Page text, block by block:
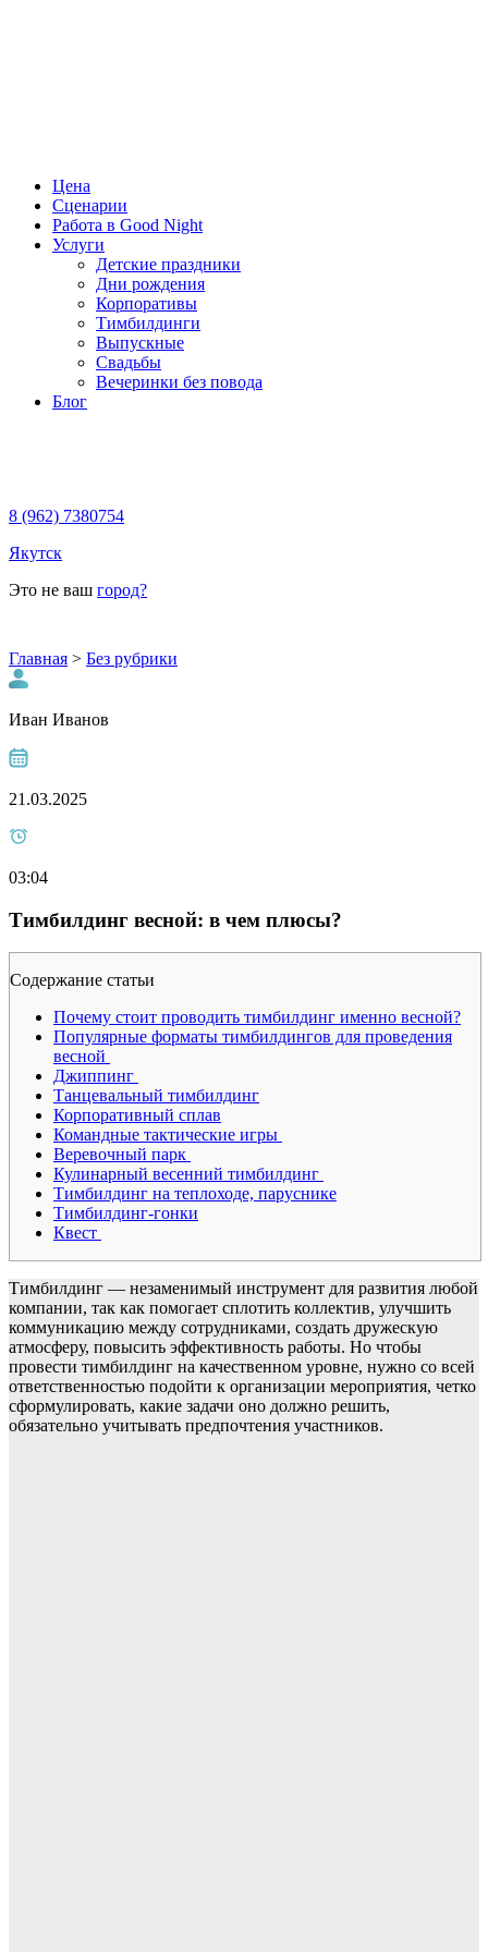
Цена
Сценарии
Работа в Good Night
Услуги
Детские праздники
Дни рождения
Корпоративы
Тимбилдинги
Выпускные
Свадьбы
Вечеринки без повода
Блог
8 (962) 7380754
Якутск
Это не ваш город?
Главная > Без рубрики
Иван Иванов
21.03.2025
03:04
Тимбилдинг весной: в чем плюсы?
Содержание статьи
Почему стоит проводить тимбилдинг именно весной?
Популярные форматы тимбилдингов для проведения
весной
Джиппинг
Танцевальный тимбилдинг
Корпоративный сплав
Командные тактические игры
Веревочный парк
Кулинарный весенний тимбилдинг
Тимбилдинг на теплоходе, паруснике
Тимбилдинг-гонки
Квест
Тимбилдинг — незаменимый инструмент для развития любой
компании, так как помогает сплотить коллектив, улучшить
коммуникацию между сотрудниками, создать дружескую
атмосферу, повысить эффективность работы. Но чтобы
провести тимбилдинг на качественном уровне, нужно со всей
ответственностью подойти к организации мероприятия, четко
сформулировать, какие задачи оно должно решить,
обязательно учитывать предпочтения участников.